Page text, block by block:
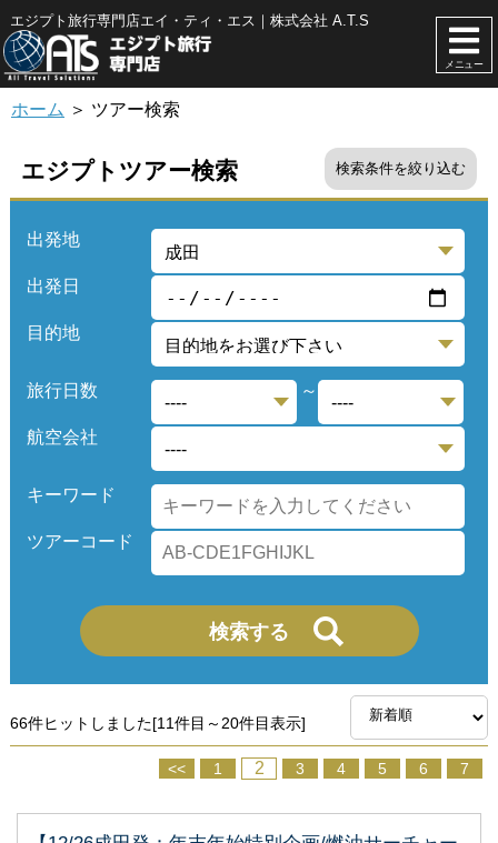
エジプト旅行専門店エイ・ティ・エス｜株式会社 A.T.S
メニュー
ホーム ＞ ツアー検索
エジプトツアー検索 検索条件を絞り込む
出発地
出発日
目的地
旅行日数 ～
航空会社
キーワード
ツアーコード
66件ヒットしました[11件目～20件目表示]
<< 1 2 3 4 5 6 7